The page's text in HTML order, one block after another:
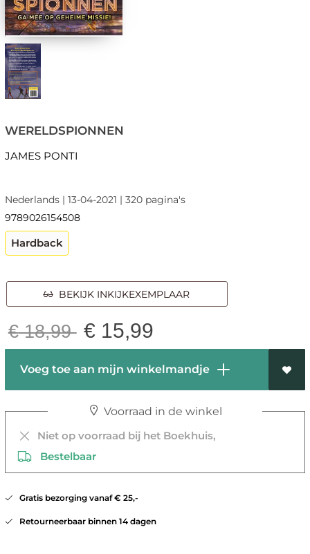
WERELDSPIONNEN
JAMES PONTI
Nederlands | 13-04-2021 | 320 pagina's
9789026154508
Hardback
BEKIJK INKIJKEXEMPLAAR
€18,99 € 15,99
Voeg toe aan mijn winkelmandje
Voorraad in de winkel
Niet op voorraad bij het Boekhuis,
Bestelbaar
Gratis bezorging vanaf € 25,-
Retourneerbaar binnen 14 dagen